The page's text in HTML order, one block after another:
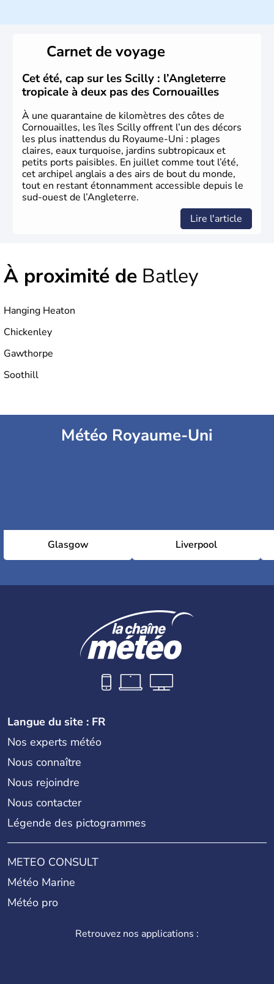
Histoire et administration
L'Angleterre est l’une des quatre nations constitutives du
Royaume-Uni. Elle est peuplée de plus de 50 millions
d’habitants, les Anglais, et constitue à elle seule, près de
84% de la population de l’ensemble. Le pays s’est créé au
Xème siècle et tient son nom desAngles
germanique installé sur ces terres. Première démocratie
parlementaire au monde, elle doit son développement à
l’essor industriel du XIXème siècle.
Carnet de voyage
Cet été, cap sur les Scilly : l’Angleterre
tropicale à deux pas des Cornouailles
À une quarantaine de kilomètres des côtes de
Cornouailles, les îles Scilly offrent l’un des décors
les plus inattendus du Royaume-Uni : plages
claires, eaux turquoise, jardins subtropicaux et
petits ports paisibles. En juillet comme tout l’été,
cet archipel anglais a des airs de bout du monde,
tout en restant étonnamment accessible depuis le
sud-ouest de l’Angleterre.
Lire l'article
À proximité de Batley
Hanging Heaton
Chickenley
Gawthorpe
Soothill
Météo Royaume-Uni
Glasgow Liverpool
Langue du site : FR
Nos experts météo
Nous connaître
Nous rejoindre
Nous contacter
Légende des pictogrammes
METEO CONSULT
Météo Marine
Météo pro
Retrouvez nos applications :